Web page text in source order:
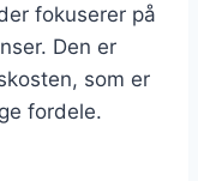
fokuserer på
Den er
som er
fordele.